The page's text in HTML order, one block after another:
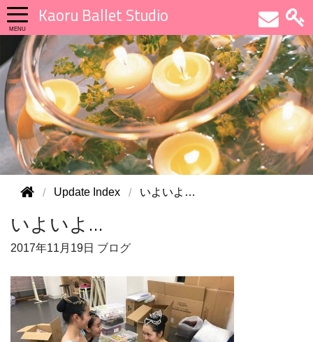
Kaoru Ballet Studio
Update Index いよいよ…
いよいよ…
2017年11月19日 ブログ